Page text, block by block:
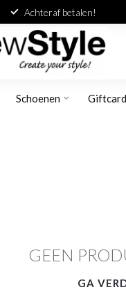
Achteraf betalen!
Schoenen
GEEN
GA